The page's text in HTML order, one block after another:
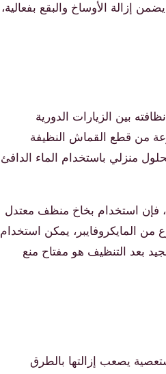
إزالة الأوساخ والبقع بفعالية،
بين الزيارات الدورية
من قطع القماش النظيفة
منزلي باستخدام الماء الدافئ
فإن استخدام بخاخ منظف معتدل
المايكروفايبر، يمكن استخدام
الجيد بعد التنظيف هو مفتاح منع
يصعب إزالتها بالطرق